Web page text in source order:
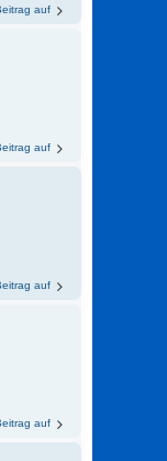
auf
auf
auf
auf